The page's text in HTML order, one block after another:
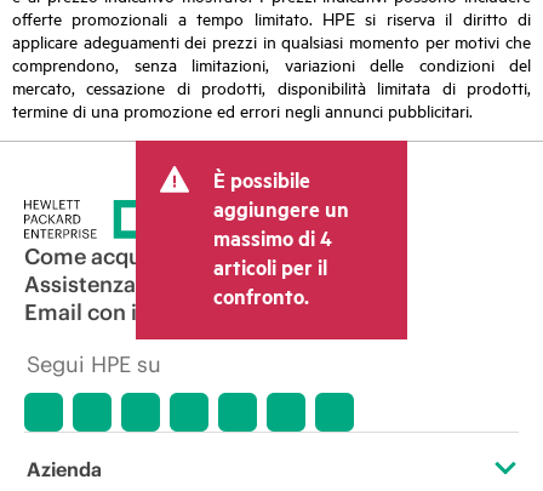
offerte promozionali a tempo limitato. HPE si riserva il diritto di
applicare adeguamenti dei prezzi in qualsiasi momento per motivi che
comprendono, senza limitazioni, variazioni delle condizioni del
mercato, cessazione di prodotti, disponibilità limitata di prodotti,
termine di una promozione ed errori negli annunci pubblicitari.
È possibile
aggiungere un
massimo di 4
articoli per il
confronto.
Come acquistare
Assistenza per i prodotti
Email con il commerciale
Segui HPE su
Azienda